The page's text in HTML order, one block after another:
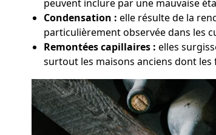
peuvent inclure par une mauvaise
Condensation : elle résulte de la
particulièrement observée dans les
Remontées capillaires : elles
surtout les maisons anciens dont